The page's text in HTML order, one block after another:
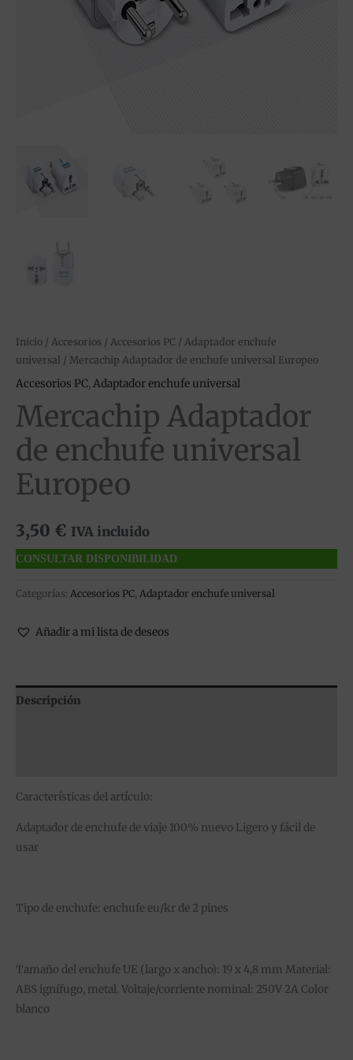
Inicio / Accesorios / Accesorios PC / Adaptador enchufe
universal / Mercachip Adaptador de enchufe universal Europeo
Accesorios PC,Adaptador enchufe universal
Mercachip Adaptador
de enchufe universal
Europeo
3,50 € IVA incluido
CONSULTAR DISPONIBILIDAD
Categorías: Accesorios PC, Adaptador enchufe universal
Añadir a mi lista de deseos
Descripción
Características del artículo:
Adaptador de enchufe de viaje 100% nuevo Ligero y fácil de
usar
Tipo de enchufe: enchufe eu/kr de 2 pines
Tamaño del enchufe UE (largo x ancho): 19 x 4,8 mm Material:
ABS ignífugo, metal. Voltaje/corriente nominal: 250V 2A Color
blanco